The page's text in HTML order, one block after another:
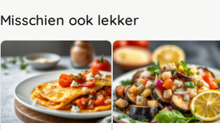
Misschien ook lekker